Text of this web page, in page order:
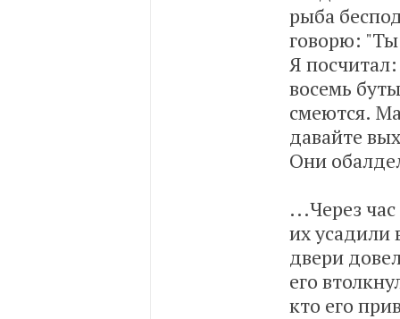
рыба
говорю:
Я
восемь
смеются.
давайте
Они
...Через
их усадили
двери
его
кто его